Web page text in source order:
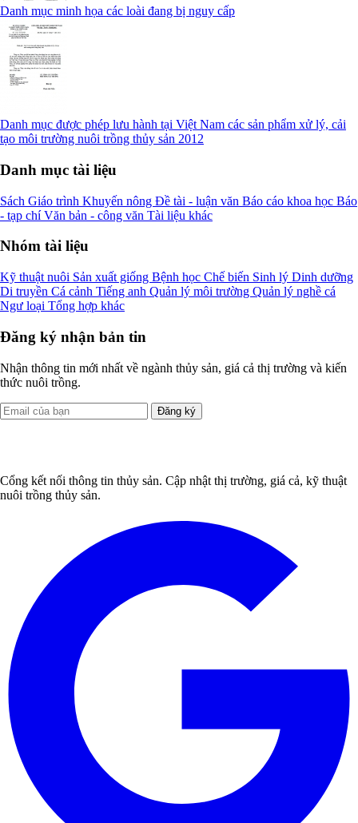
Danh mục minh họa các loài đang bị nguy cấp
Danh mục được phép lưu hành tại Việt Nam các sản phẩm xử lý, cải
tạo môi trường nuôi trồng thủy sản 2012
Danh mục tài liệu
Sách Giáo trình Khuyến nông Đề tài - luận văn Báo cáo khoa học Báo
- tạp chíVăn bản - công văn Tài liệu khác
Nhóm tài liệu
Kỹ thuật nuôi Sản xuất giống Bệnh học Chế biến Sinh lý Dinh dưỡng
Di truyền Cá cảnh Tiếng anh Quản lý môi trường Quản lý nghề cá
Ngư loại Tổng hợp khác
Đăng ký nhận bản tin
Nhận thông tin mới nhất về ngành thủy sản, giá cả thị trường và kiến
thức nuôi trồng.
Đăng ký
Cổng kết nối thông tin thủy sản. Cập nhật thị trường, giá cả, kỹ thuật
nuôi trồng thủy sản.